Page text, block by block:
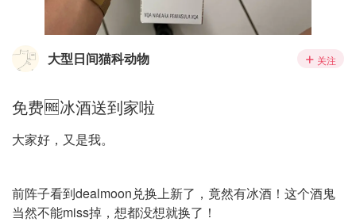
大型日间猫科动物 关注
免费🆓冰酒送到家啦
大家好，又是我。
前阵子看到dealmoon兑换上新了，竟然有冰酒！这个酒鬼
当然不能miss掉，想都没想就换了！